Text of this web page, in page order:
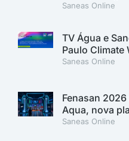
Saneas Online
TV Água e
Paulo Climate
Saneas Online
Fenasan
Aqua, nova
Saneas Online